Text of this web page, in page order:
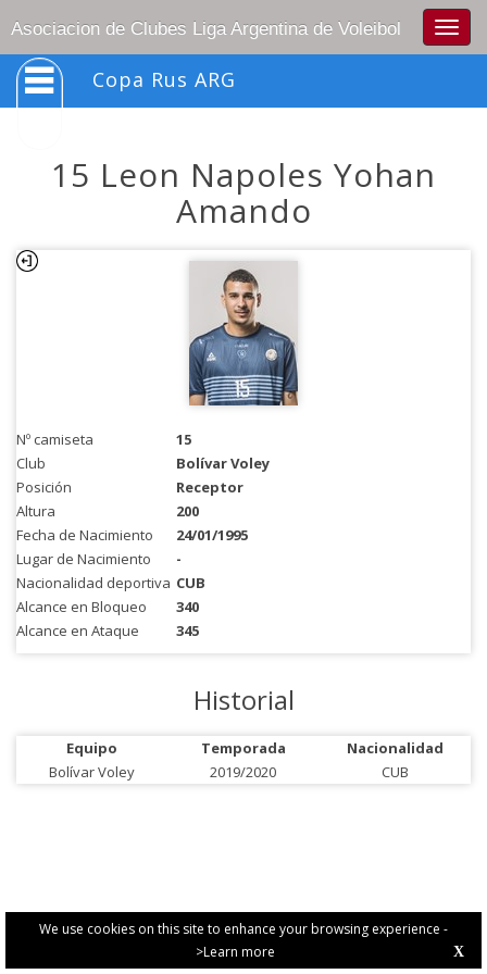
We use cookies on this site to enhance your browsing experience -
>Learn more
X
Asociacion de Clubes Liga Argentina de Voleibol
Copa Rus ARG
15 Leon Napoles Yohan
Amando
Nº camiseta
15
Club
Bolívar Voley
Posición
Receptor
Altura
200
Fecha de Nacimiento
24/01/1995
Lugar de Nacimiento
-
Nacionalidad deportiva CUB
Alcance en Bloqueo
340
Alcance en Ataque
345
Historial
Equipo Temporada
Nacionalidad
Bolívar Voley
2019/2020 CUB